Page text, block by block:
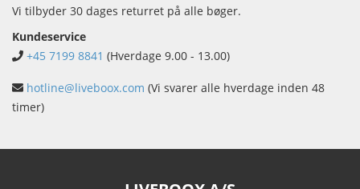
Vi tilbyder 30 dages returret på alle bøger.
Kundeservice
+45 7199 8841 (Hverdage 9.00 - 13.00)
hotline@liveboox.com (Vi svarer alle hverdage inden 48
timer)